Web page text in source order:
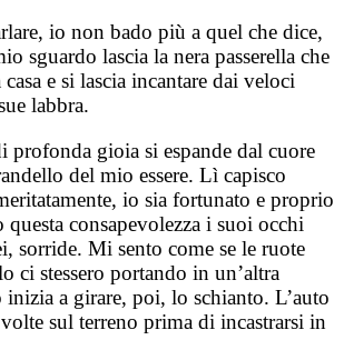
io non bado più a quel che dice,
sguardo lascia la nera passerella che
e si lascia incantare dai veloci
labbra.
profonda gioia si espande dal cuore
del mio essere. Lì capisco
io sia fortunato e proprio
questa consapevolezza i suoi occhi
sorride. Mi sento come se le ruote
ci stessero portando in un’altra
a girare, poi, lo schianto. L’auto
sul terreno prima di incastrarsi in